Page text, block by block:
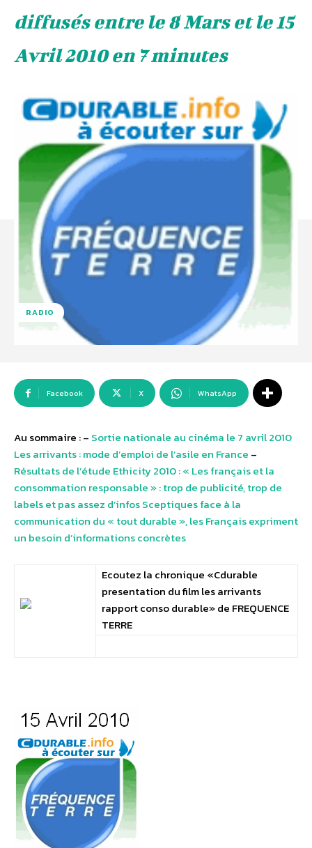
diffusés entre le 8 Mars et le 15
Avril 2010 en 7 minutes
RADIO
Facebook X WhatsApp
Au sommaire : – Sortie nationale au cinéma le 7 avril 2010
Les arrivants : mode d’emploi de l’asile en France –
Résultats de l’étude Ethicity 2010 : « Les français et la
consommation responsable » : trop de publicité, trop de
labels et pas assez d’infos Sceptiques face à la
communication du « tout durable », les Français expriment
un besoin d’informations concrètes
Ecoutez la chronique «Cdurable
presentation du film les arrivants
rapport conso durable» de FREQUENCE
TERRE